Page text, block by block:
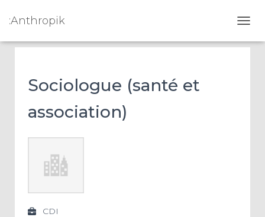
:Anthropik
Sociologue (santé et
association)
CDI